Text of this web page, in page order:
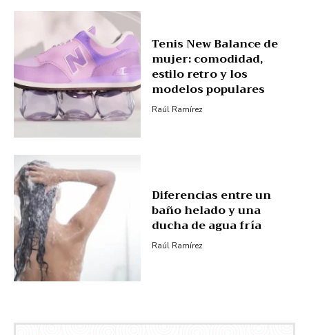
Tenis New Balance de
mujer: comodidad,
estilo retro y los
modelos populares
Raúl Ramírez
Diferencias entre un
baño helado y una
ducha de agua fría
Raúl Ramírez